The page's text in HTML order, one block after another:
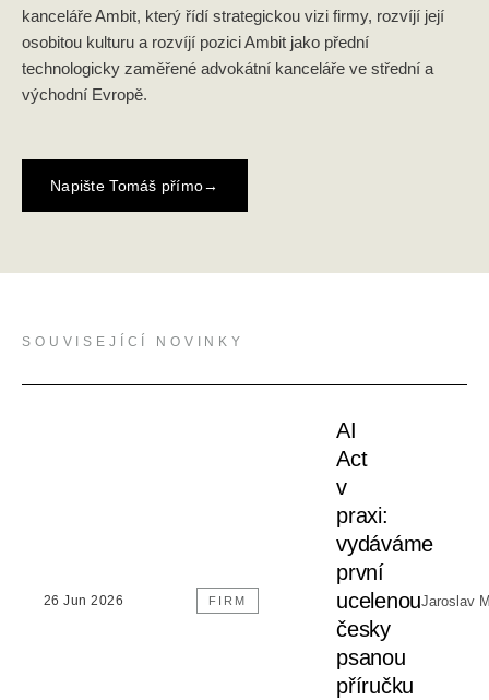
kanceláře Ambit, který řídí strategickou vizi firmy, rozvíjí její
osobitou kulturu a rozvíjí pozici Ambit jako přední
technologicky zaměřené advokátní kanceláře ve střední a
východní Evropě.
Napište Tomáš přímo→
SOUVISEJÍCÍ NOVINKY
26 Jun 2026 FIRM
AI
Act
v
praxi:
vydáváme
první
ucelenou
česky
psanou
příručku
Jaroslav